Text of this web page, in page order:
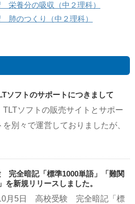
栄養分の吸収（中２理科）
肺のつくり（中２理科）
ソフトのサポートにつきまして
TLTソフトの販売サイトとサポー
を別々で運営しておりましたが、
完全暗記「標準1000単語」「難関
を新規リリースしました。
月5日 高校受験 完全暗記「標